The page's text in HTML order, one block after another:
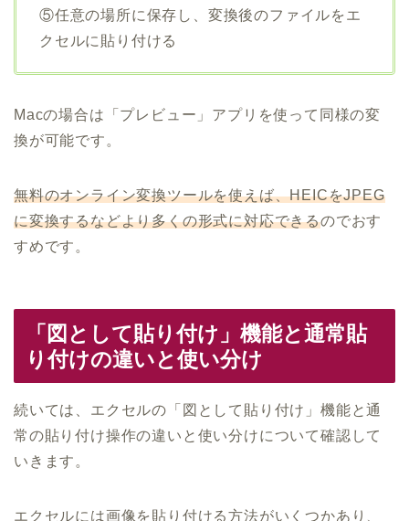
⑤任意の場所に保存し、変換後のファイルをエ
クセルに貼り付ける
Macの場合は「プレビュー」アプリを使って同様の変
換が可能です。
無料のオンライン変換ツールを使えば、HEICをJPEG
に変換するなどより多くの形式に対応できるのでおす
すめです。
「図として貼り付け」機能と通常貼
り付けの違いと使い分け
続いては、エクセルの「図として貼り付け」機能と通
常の貼り付け操作の違いと使い分けについて確認して
いきます。
エクセルには画像を貼り付ける方法がいくつかあり、